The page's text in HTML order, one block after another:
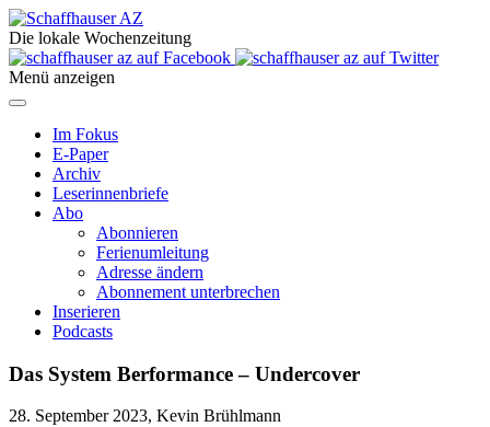
Die lokale Wochenzeitung
Menü anzeigen
Im Fokus
E-Paper
Archiv
Leserinnenbriefe
Abo
Abonnieren
Ferienumleitung
Adresse ändern
Abonnement unterbrechen
Inserieren
Podcasts
Das System Berformance – Undercover
28. September 2023, Kevin Brühlmann